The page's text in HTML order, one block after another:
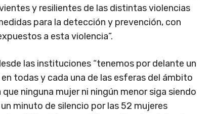
y resilientes de las distintas violencias
para la detección y prevención, con
a esta violencia”.
las instituciones “tenemos por delante un
todas y cada una de las esferas del ámbito
ninguna mujer ni ningún menor siga siendo
minuto de silencio por las 52 mujeres